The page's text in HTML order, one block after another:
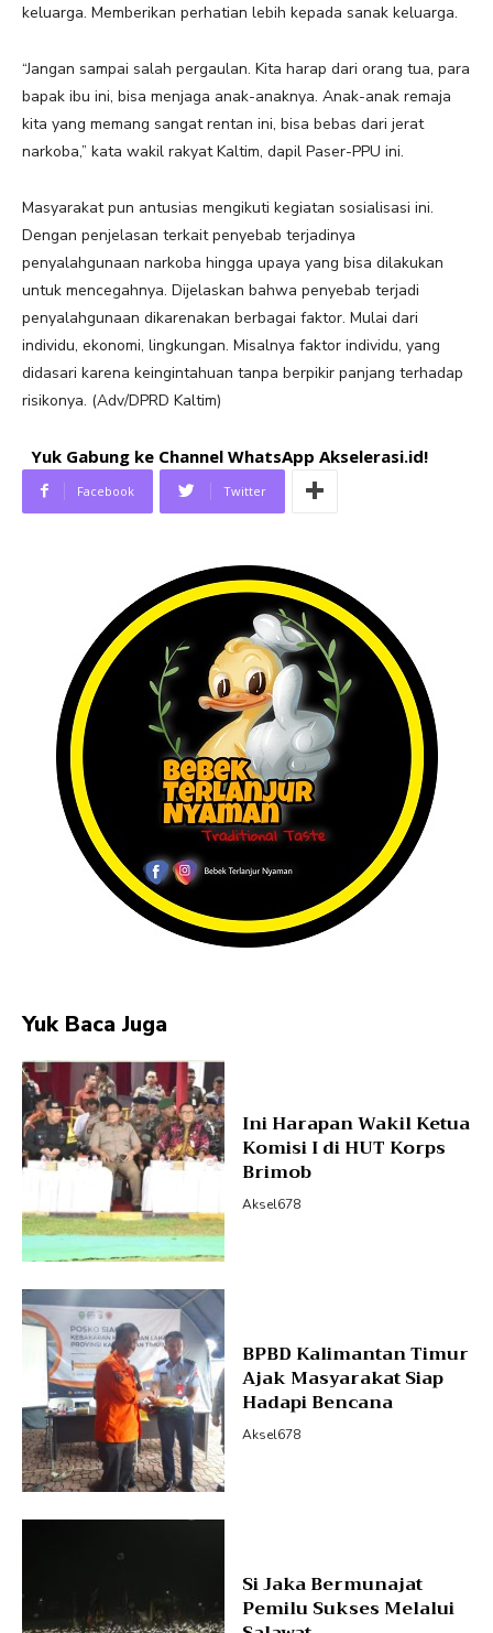
keluarga. Memberikan perhatian lebih kepada sanak keluarga.
“Jangan sampai salah pergaulan. Kita harap dari orang tua, para
bapak ibu ini, bisa menjaga anak-anaknya. Anak-anak remaja
kita yang memang sangat rentan ini, bisa bebas dari jerat
narkoba,” kata wakil rakyat Kaltim, dapil Paser-PPU ini.
Masyarakat pun antusias mengikuti kegiatan sosialisasi ini.
Dengan penjelasan terkait penyebab terjadinya
penyalahgunaan narkoba hingga upaya yang bisa dilakukan
untuk mencegahnya. Dijelaskan bahwa penyebab terjadi
penyalahgunaan dikarenakan berbagai faktor. Mulai dari
individu, ekonomi, lingkungan. Misalnya faktor individu, yang
didasari karena keingintahuan tanpa berpikir panjang terhadap
risikonya. (Adv/DPRD Kaltim)
Yuk Gabung ke Channel WhatsApp Akselerasi.id!
Facebook Twitter
Yuk Baca Juga
Ini Harapan Wakil Ketua
Komisi I di HUT Korps
Brimob
Aksel678
BPBD Kalimantan Timur
Ajak Masyarakat Siap
Hadapi Bencana
Aksel678
Si Jaka Bermunajat
Pemilu Sukses Melalui